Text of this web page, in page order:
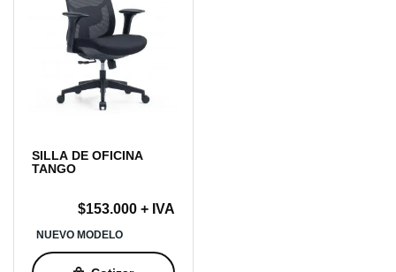
SILLA DE OFICINA
TANGO
$153.000 + IVA
NUEVO MODELO